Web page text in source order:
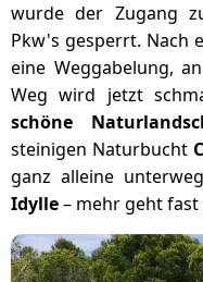
wurde der Zugang
Pkw's gesperrt. Nach
eine Weggabelung,
Weg wird jetzt
schöne
steinigen Naturbucht
ganz alleine
Idylle– mehr geht fast